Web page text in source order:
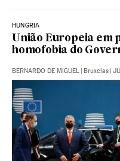
HUNGRIA
União Europeia em
homofobia do
BERNARDO DE MIGUEL | Bruxelas |